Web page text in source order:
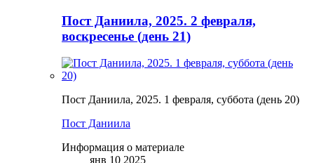
Пост Даниила, 2025. 2 февраля,
воскресенье (день 21)
Пост Даниила, 2025. 1 февраля, суббота (день 20)
Пост Даниила
Информация о материале
янв 10 2025